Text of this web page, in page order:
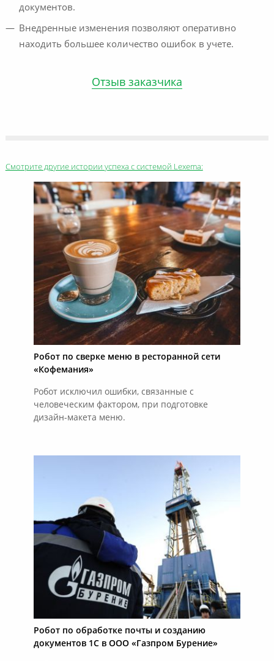
документов.
Внедренные изменения позволяют оперативно
находить большее количество ошибок в учете.
Отзыв заказчика
Смотрите другие истории успеха с системой Lexema:
Робот по сверке меню в ресторанной сети
«Кофемания»
Робот исключил ошибки, связанные с
человеческим фактором, при подготовке
дизайн-макета меню.
Робот по обработке почты и созданию
документов 1С в ООО «Газпром Бурение»